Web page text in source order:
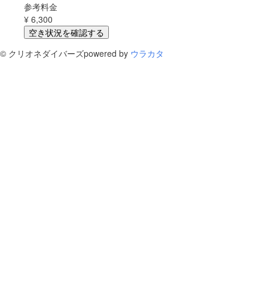
参考料金
¥ 6,300
空き状況を確認する
© クリオネダイバーズpowered by ウラカタ